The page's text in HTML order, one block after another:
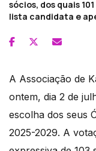
sócios, dos quais
lista candidata e
A Associação de
ontem, dia 2 de
escolha dos seus
2025-2029. A